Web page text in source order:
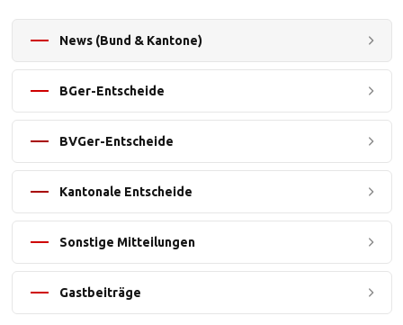
News (Bund & Kantone)
BGer-Entscheide
BVGer-Entscheide
Kantonale Entscheide
Sonstige Mitteilungen
Gastbeiträge